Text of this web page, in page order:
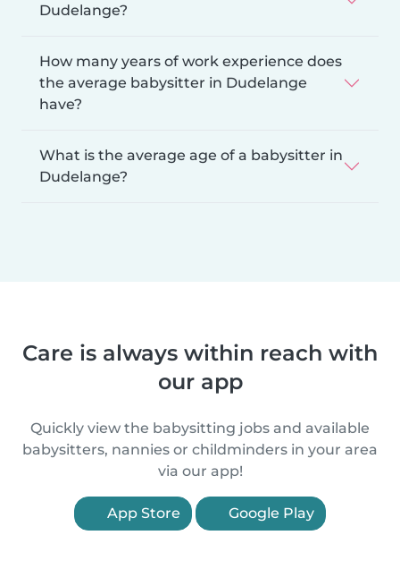
Dudelange?
How many years of work experience does
the average babysitter in Dudelange
have?
What is the average age of a babysitter in
Dudelange?
Care is always within reach with
our app
Quickly view the babysitting jobs and available
babysitters, nannies or childminders in your area
via our app!
App Store Google Play